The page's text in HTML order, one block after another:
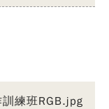
練班RGB.jpg